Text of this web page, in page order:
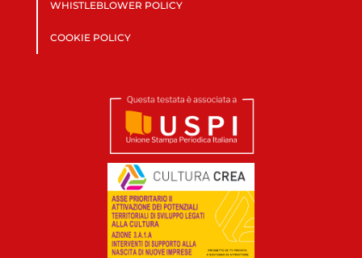
WHISTLEBLOWER POLICY
COOKIE POLICY